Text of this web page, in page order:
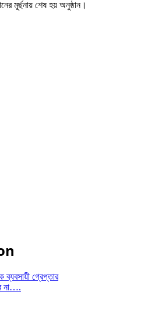
মূর্ছনায় শেষ হয় অনুষ্ঠান।
ব্যবসায়ী গ্রেপ্তার
না….